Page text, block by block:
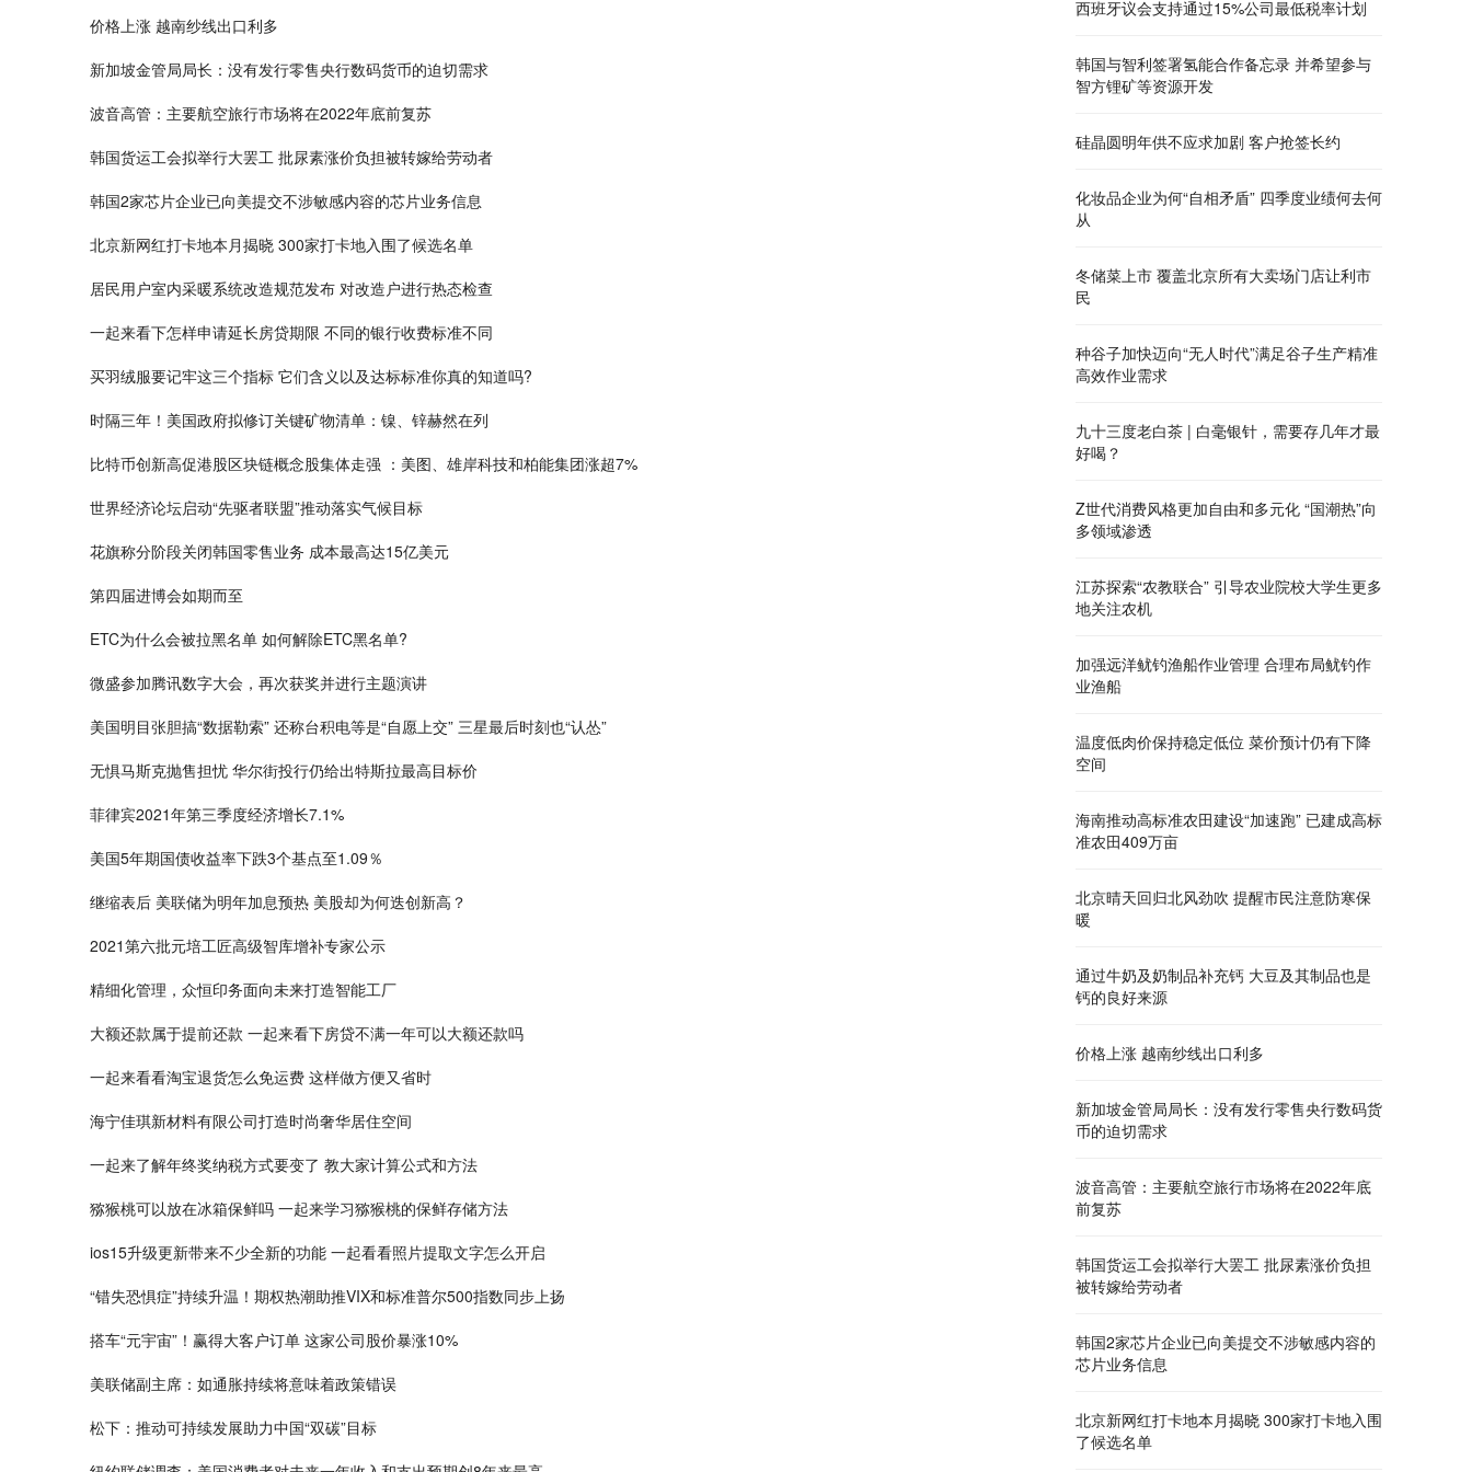
价格上涨 越南纱线出口利多
新加坡金管局局长：没有发行零售央行数码货币的迫切需求
波音高管：主要航空旅行市场将在2022年底前复苏
韩国货运工会拟举行大罢工 批尿素涨价负担被转嫁给劳动者
韩国2家芯片企业已向美提交不涉敏感内容的芯片业务信息
北京新网红打卡地本月揭晓 300家打卡地入围了候选名单
居民用户室内采暖系统改造规范发布 对改造户进行热态检查
一起来看下怎样申请延长房贷期限 不同的银行收费标准不同
买羽绒服要记牢这三个指标 它们含义以及达标标准你真的知道吗?
时隔三年！美国政府拟修订关键矿物清单：镍、锌赫然在列
比特币创新高促港股区块链概念股集体走强 ：美图、雄岸科技和柏能集团涨超7%
世界经济论坛启动“先驱者联盟”推动落实气候目标
花旗称分阶段关闭韩国零售业务 成本最高达15亿美元
第四届进博会如期而至
ETC为什么会被拉黑名单 如何解除ETC黑名单?
微盛参加腾讯数字大会，再次获奖并进行主题演讲
美国明目张胆搞“数据勒索” 还称台积电等是“自愿上交” 三星最后时刻也“认怂”
无惧马斯克抛售担忧 华尔街投行仍给出特斯拉最高目标价
菲律宾2021年第三季度经济增长7.1%
美国5年期国债收益率下跌3个基点至1.09％
继缩表后 美联储为明年加息预热 美股却为何迭创新高？
2021第六批元培工匠高级智库增补专家公示
精细化管理，众恒印务面向未来打造智能工厂
大额还款属于提前还款 一起来看下房贷不满一年可以大额还款吗
一起来看看淘宝退货怎么免运费 这样做方便又省时
海宁佳琪新材料有限公司打造时尚奢华居住空间
一起来了解年终奖纳税方式要变了 教大家计算公式和方法
猕猴桃可以放在冰箱保鲜吗 一起来学习猕猴桃的保鲜存储方法
ios15升级更新带来不少全新的功能 一起看看照片提取文字怎么开启
“错失恐惧症”持续升温！期权热潮助推VIX和标准普尔500指数同步上扬
搭车“元宇宙”！赢得大客户订单 这家公司股价暴涨10%
美联储副主席：如通胀持续将意味着政策错误
松下：推动可持续发展助力中国“双碳”目标
西班牙议会支持通过15%公司最低税率计划
韩国与智利签署氢能合作备忘录 并希望参与
智方锂矿等资源开发
硅晶圆明年供不应求加剧 客户抢签长约
化妆品企业为何“自相矛盾” 四季度业绩何去何
从
冬储菜上市 覆盖北京所有大卖场门店让利市
民
种谷子加快迈向“无人时代”满足谷子生产精准
高效作业需求
九十三度老白茶 | 白毫银针，需要存几年才最
好喝？
Z世代消费风格更加自由和多元化 “国潮热”向
多领域渗透
江苏探索“农教联合” 引导农业院校大学生更多
地关注农机
加强远洋鱿钓渔船作业管理 合理布局鱿钓作
业渔船
温度低肉价保持稳定低位 菜价预计仍有下降
空间
海南推动高标准农田建设“加速跑” 已建成高标
准农田409万亩
北京晴天回归北风劲吹 提醒市民注意防寒保
暖
通过牛奶及奶制品补充钙 大豆及其制品也是
钙的良好来源
价格上涨 越南纱线出口利多
新加坡金管局局长：没有发行零售央行数码货
币的迫切需求
波音高管：主要航空旅行市场将在2022年底
前复苏
韩国货运工会拟举行大罢工 批尿素涨价负担
被转嫁给劳动者
韩国2家芯片企业已向美提交不涉敏感内容的
芯片业务信息
北京新网红打卡地本月揭晓 300家打卡地入围
了候选名单